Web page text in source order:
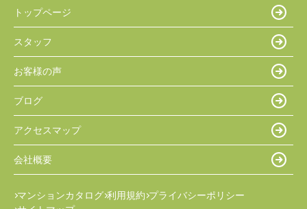
トップページ
スタッフ
お客様の声
ブログ
アクセスマップ
会社概要
マンションカタログ 利用規約 プライバシーポリシー